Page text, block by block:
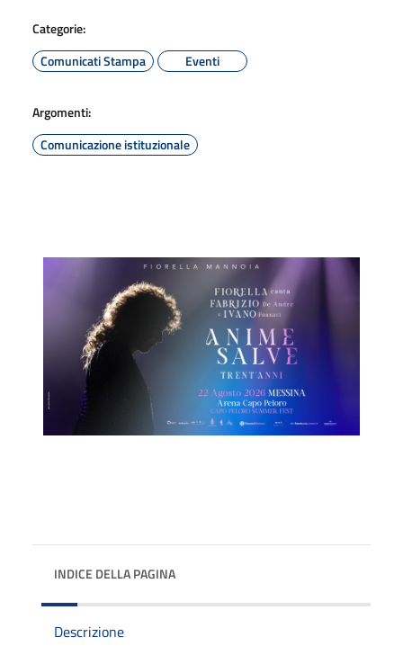
Categorie:
Comunicati Stampa
Eventi
Argomenti:
Comunicazione istituzionale
INDICE DELLA PAGINA
Descrizione